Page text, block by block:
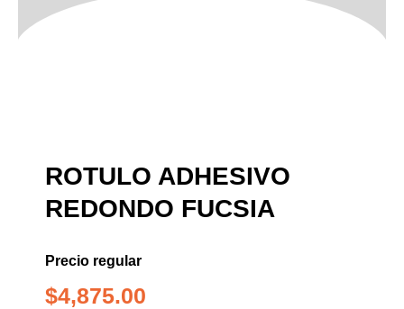
ROTULO ADHESIVO
REDONDO FUCSIA
Precio regular
$4,875.00